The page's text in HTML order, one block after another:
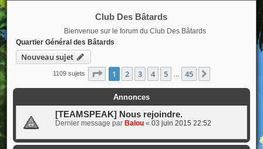
Club Des Bâtards
Bienvenue sur le forum du Club Des Bâtards
Quartier Général des Bâtards
Nouveau sujet
1109 sujets Page 1sur45
1 2 3 4 5 45
Annonces
[TEAMSPEAK] Nous rejoindre.
Dernier message par Balou« 03 juin 2015 22:52